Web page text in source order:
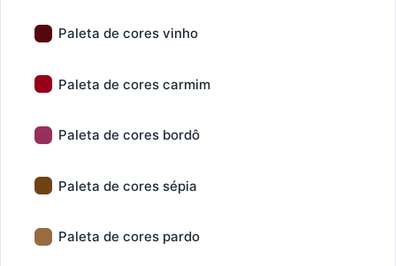
Paleta de cores vinho
Paleta de cores carmim
Paleta de cores bordô
Paleta de cores sépia
Paleta de cores pardo